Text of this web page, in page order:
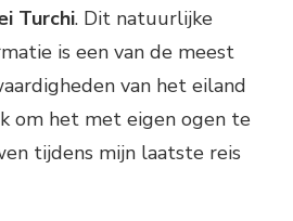
Turchi. Dit natuurlijke
is een van de meest
van het eiland
om het met eigen ogen te
tijdens mijn laatste reis